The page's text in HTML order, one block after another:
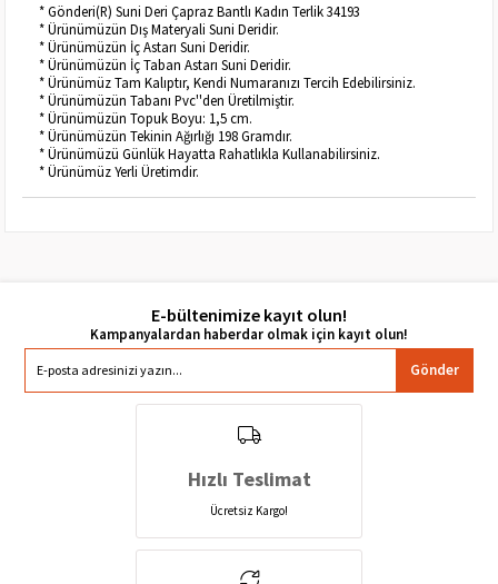
* Gönderi(R) Suni Deri Çapraz Bantlı Kadın Terlik 34193
* Ürünümüzün Dış Materyali Suni Deridir.
* Ürünümüzün İç Astarı Suni Deridir.
* Ürünümüzün İç Taban Astarı Suni Deridir.
* Ürünümüz Tam Kalıptır, Kendi Numaranızı Tercih Edebilirsiniz.
* Ürünümüzün Tabanı Pvc''den Üretilmiştir.
* Ürünümüzün Topuk Boyu: 1,5 cm.
* Ürünümüzün Tekinin Ağırlığı 198 Gramdır.
* Ürünümüzü Günlük Hayatta Rahatlıkla Kullanabilirsiniz.
* Ürünümüz Yerli Üretimdir.
E-bültenimize kayıt olun!
Gönder
Hızlı Teslimat
Ücretsiz Kargo!